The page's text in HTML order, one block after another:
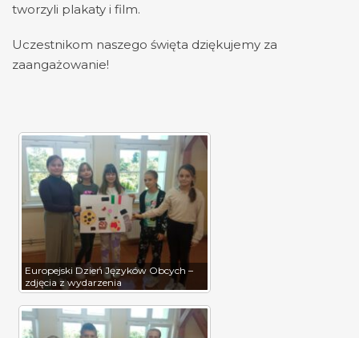
tworzyli plakaty i film.
Uczestnikom naszego święta dziękujemy za
zaangażowanie!
Europejski Dzień Języków Obcych –
zdjęcia z wydarzenia